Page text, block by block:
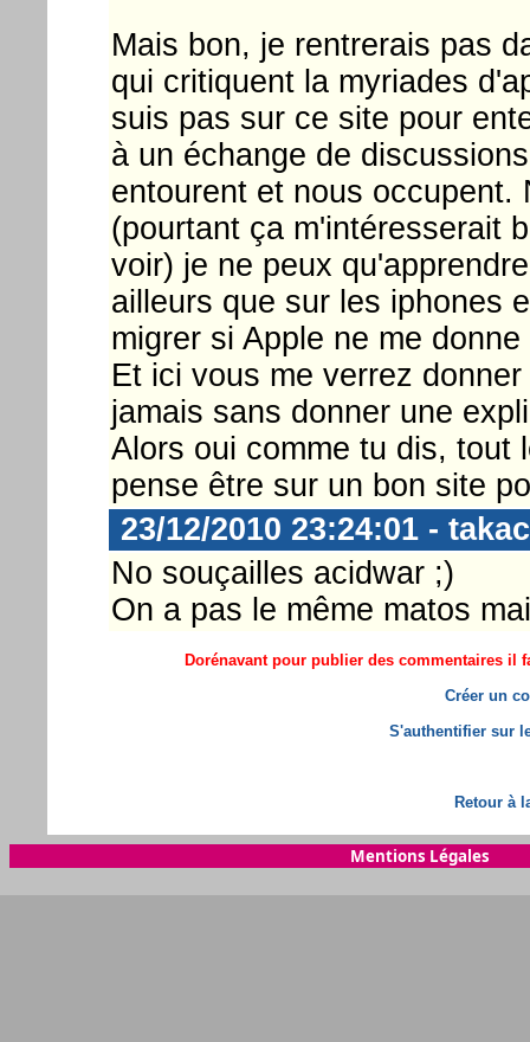
Mais bon, je rentrerais pas
qui critiquent la myriades
suis pas sur ce site pour
à un échange de
entourent et nous occupent.
(pourtant ça m'intéresserait
voir) je ne peux
ailleurs que sur les iphones
migrer si Apple ne me
Et ici vous me verrez
jamais sans donner une
Alors oui comme tu dis, tout
pense être sur un bon site
23/12/2010 23:24:01 -
No souçailles acidwar ;)
On a pas le même matos
Dorénavant pour publier des commentaires il
Créer un
S'authentifier sur
Retour à
Mentions Légales